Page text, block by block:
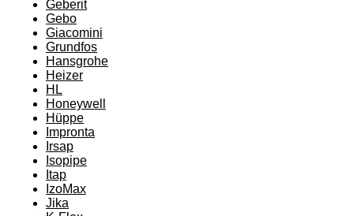
Geberit
Gebo
Giacomini
Grundfos
Hansgrohe
Heizer
HL
Honeywell
Hüppe
Impronta
Irsap
Isopipe
Itap
IzoMax
Jika